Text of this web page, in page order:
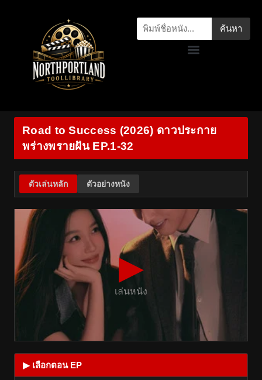
ค้นหา
Road to Success (2026) ดาวประกาย
พร่างพรายฝัน EP.1-32
ตัวเล่นหลัก ตัวอย่างหนัง
▶
เล่นหนัง
▶ เลือกตอน EP